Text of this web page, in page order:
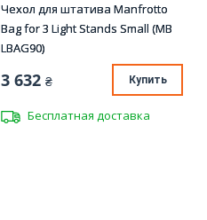
Чехол для штатива Manfrotto
Bag for 3 Light Stands Small (MB
LBAG90)
3 632 ₴ Купить
Бесплатная доставка